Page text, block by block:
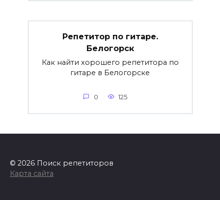
Репетитор по гитаре.
Белогорск
Как найти хорошего репетитора по
гитаре в Белогорске
0 125
© 2026 Поиск репетиторов
Карта сайта